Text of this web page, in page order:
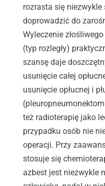
rozrasta się
doprowadzić do
Wyleczenie
(typ rozległy)
szansę daje
usunięcie całej
usunięcie opłucnej i
też radioterapię jako
przypadku osób nie
operacji. Przy
stosuje się
azbest jest niezwykle